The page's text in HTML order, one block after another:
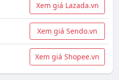
Xem giá Lazada.vn
Xem giá Sendo.vn
Xem giá Shopee.vn